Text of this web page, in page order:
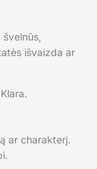
išvaizda ar
ar charakterį.